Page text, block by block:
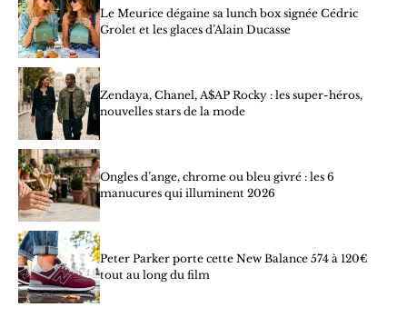
Le Meurice dégaine sa lunch box signée Cédric
Grolet et les glaces d’Alain Ducasse
Zendaya, Chanel, A$AP Rocky : les super-héros,
nouvelles stars de la mode
Ongles d’ange, chrome ou bleu givré : les 6
manucures qui illuminent 2026
Peter Parker porte cette New Balance 574 à 120€
tout au long du film